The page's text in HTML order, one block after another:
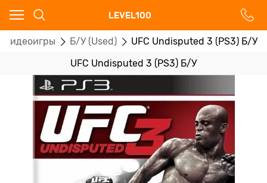
LEVEL100
Видеоигры Б/У (Used) UFC Undisputed 3 (PS3) Б/У
UFC Undisputed 3 (PS3) Б/У
Ваш город - Москва,
угадали?
ДА НЕТ